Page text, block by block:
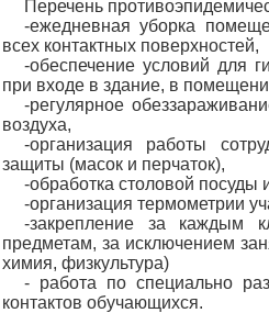
Перечень
-ежедневная уборка
всех контактных поверхностей,
-обеспечение условий для
при входе в здание, в
-регулярное
воздуха,
-организация работы
защиты (масок и перчаток),
-обработка столовой
-организация термометрии
-закрепление за каждым
предметам, за исключением
химия, физкультура)
- работа по специально
контактов обучающихся.